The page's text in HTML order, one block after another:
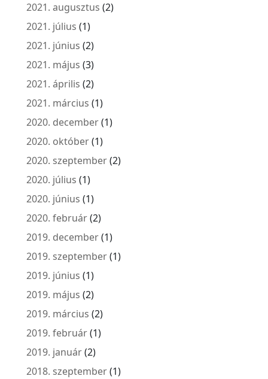
2021. augusztus (2)
2021. július (1)
2021. június (2)
2021. május (3)
2021. április (2)
2021. március (1)
2020. december(1)
2020. október(1)
2020. szeptember(2)
2020. július (1)
2020. június (1)
2020. február(2)
2019. december(1)
2019. szeptember(1)
2019. június (1)
2019. május (2)
2019. március (2)
2019. február(1)
2019. január(2)
2018. szeptember(1)